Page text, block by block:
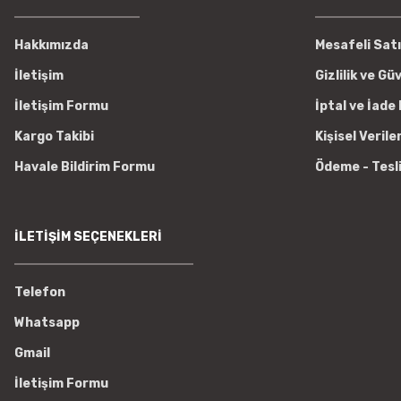
Hakkımızda
İletişim
İletişim Formu
Kargo Takibi
Havale Bildirim Formu
Mesafeli
Gizlilik ve
İptal ve İade
Kişisel
Ödeme -
İLETİŞİM SEÇENEKLERİ
Telefon
Whatsapp
Gmail
İletişim Formu